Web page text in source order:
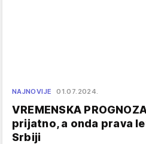
NAJNOVIJE 01.07.2024.
VREMENSKA
prijatno, a onda prava
Srbiji